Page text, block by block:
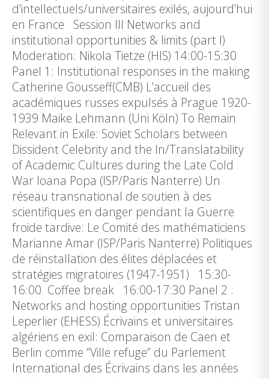
d’intellectuels/universitaires exilés, aujourd’hui
en France Session III Networks and
institutional opportunities & limits (part I)
Moderation: Nikola Tietze (HIS) 14:00-15:30
Panel 1: Institutional responses in the making
Catherine Gousseff(CMB) L’accueil des
académiques russes expulsés à Prague 1920-
1939 Maike Lehmann (Uni Köln) To Remain
Relevant in Exile: Soviet Scholars between
Dissident Celebrity and the In/Translatability
of Academic Cultures during the Late Cold
War Ioana Popa (ISP/Paris Nanterre) Un
réseau transnational de soutien à des
scientifiques en danger pendant la Guerre
froide tardive: Le Comité des mathématiciens
Marianne Amar (ISP/Paris Nanterre) Politiques
de réinstallation des élites déplacées et
stratégies migratoires (1947-1951) 15:30-
16:00 Coffee break 16:00-17:30 Panel 2 :
Networks and hosting opportunities Tristan
Leperlier (EHESS) Écrivains et universitaires
algériens en exil: Comparaison de Caen et
Berlin comme “Ville refuge” du Parlement
International des Écrivains dans les années